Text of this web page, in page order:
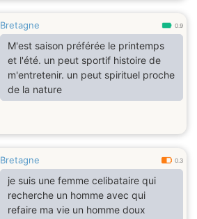
Bretagne 0.9
M'est saison préférée le printemps
et l'été. un peut sportif histoire de
m'entretenir. un peut spirituel proche
de la nature
Bretagne 0.3
je suis une femme celibataire qui
recherche un homme avec qui
refaire ma vie un homme doux